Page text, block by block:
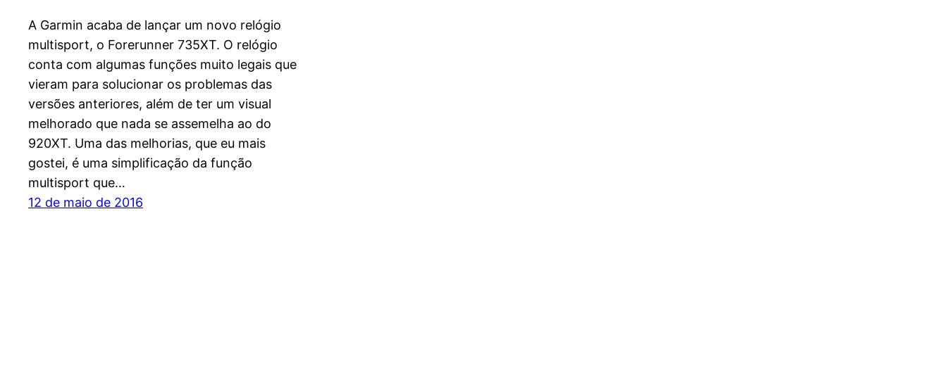
A Garmin acaba de lançar um novo relógio
multisport, o Forerunner 735XT. O relógio
conta com algumas funções muito legais que
vieram para solucionar os problemas das
versões anteriores, além de ter um visual
melhorado que nada se assemelha ao do
920XT. Uma das melhorias, que eu mais
gostei, é uma simplificação da função
multisport que…
12 de maio de 2016